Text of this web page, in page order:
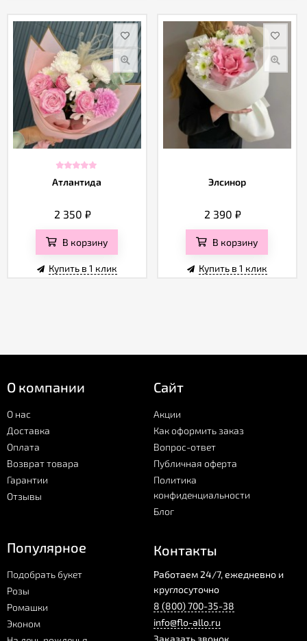
Атлантида
2 350₽
В корзину
Купить в 1 клик
Элсинор
2 390₽
В корзину
Купить в 1 клик
О компании
О нас
Доставка
Оплата
Возврат товара
Гарантии
Отзывы
Сайт
Акции
Как оформить заказ
Вопрос-ответ
Публичная оферта
Политика
конфиденциальности
Блог
Популярное
Подобрать букет
Розы
Ромашки
Эконом
Контакты
Работаем 24/7, ежедневно и
круглосуточно
8 (800) 700-35-38
info@flo-allo.ru
Заказать звонок